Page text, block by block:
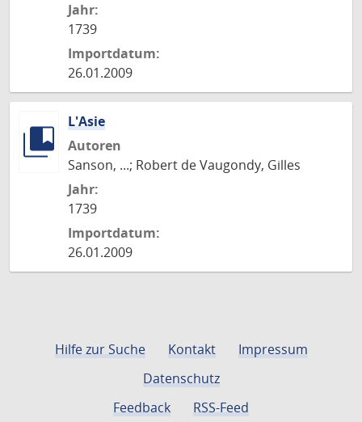
Jahr:
1739
Importdatum:
26.01.2009
L'Asie
Autoren
Sanson, ...; Robert de Vaugondy, Gilles
Jahr:
1739
Importdatum:
26.01.2009
Hilfe zur Suche Kontakt
Impressum
Datenschutz
Feedback
RSS-Feed